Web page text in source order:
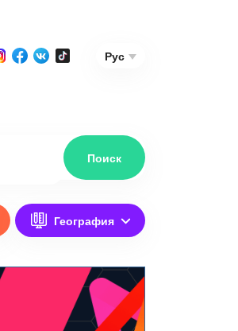
Рус
География